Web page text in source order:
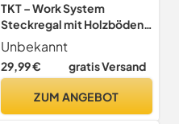
TKT – Work System
Steckregal mit Holzböden
180x90x40cm - Verzinktes
Regal mit 150kg Tragkraft
pro Boden.
Böden für Werkstatt,
Unbekannt
29,99 € gratis Versand
ZUM ANGEBOT